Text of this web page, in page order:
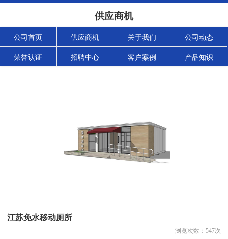
供应商机
公司首页 供应商机 关于我们 公司动态
荣誉认证 招聘中心 客户案例 产品知识
江苏免水移动厕所
浏览次数： 547次